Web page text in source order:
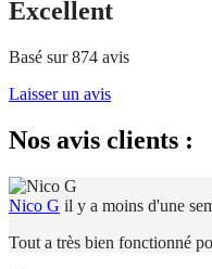
Excellent
Basé sur874 avis
Laisser un avis
Nos avis clients :
Nico G il y a moins d'une
Tout a très bien fonctionné